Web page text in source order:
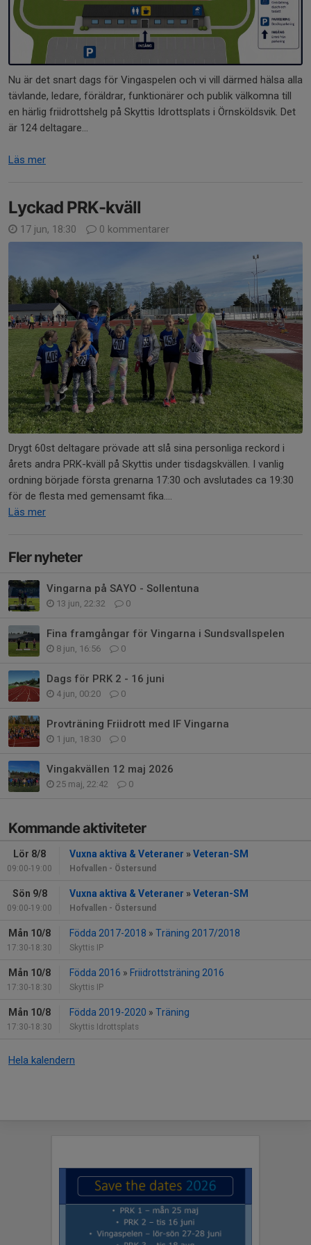
Nu är det snart dags för Vingaspelen och vi vill därmed hälsa alla
tävlande, ledare, föräldrar, funktionärer och publik välkomna till
en härlig friidrottshelg på Skyttis Idrottsplats i Örnsköldsvik. Det
är 124 deltagare...
Läs mer
Lyckad PRK-kväll
17 jun, 18:30 0 kommentarer
Drygt 60st deltagare prövade att slå sina personliga reckord i
årets andra PRK-kväll på Skyttis under tisdagskvällen. I vanlig
ordning började första grenarna 17:30 och avslutades ca 19:30
för de flesta med gemensamt fika....
Läs mer
Fler nyheter
Vingarna på SAYO - Sollentuna
13 jun, 22:32 0
Fina framgångar för Vingarna i Sundsvallspelen
8 jun, 16:56 0
Dags för PRK 2 - 16 juni
4 jun, 00:20 0
Provträning Friidrott med IF Vingarna
1 jun, 18:30 0
Vingakvällen 12 maj 2026
25 maj, 22:42 0
Kommande aktiviteter
Lör 8/8
09:00-19:00
Vuxna aktiva & Veteraner »Veteran-SM
Hofvallen - Östersund
Sön 9/8
09:00-19:00
Vuxna aktiva & Veteraner »Veteran-SM
Hofvallen - Östersund
Mån 10/8
17:30-18:30
Födda 2017-2018 » Träning 2017/2018
Skyttis IP
Mån 10/8
17:30-18:30
Födda 2016 » Friidrottsträning 2016
Skyttis IP
Mån 10/8
17:30-18:30
Födda 2019-2020 » Träning
Skyttis Idrottsplats
Hela kalendern